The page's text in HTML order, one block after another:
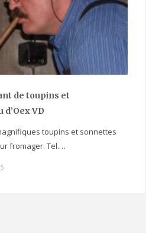
de toupins et
VD
toupins et sonnettes
fromager. Tel.…